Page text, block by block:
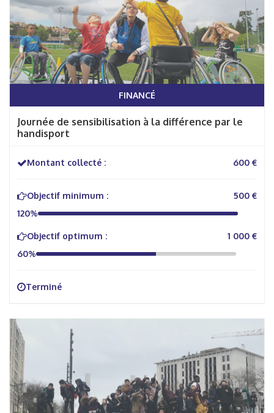
FINANCÉ
Journée de sensibilisation à la différence par le
handisport
Montant collecté : 600 €
Objectif minimum :
500 €
120%
Objectif optimum :
1 000 €
60%
Terminé